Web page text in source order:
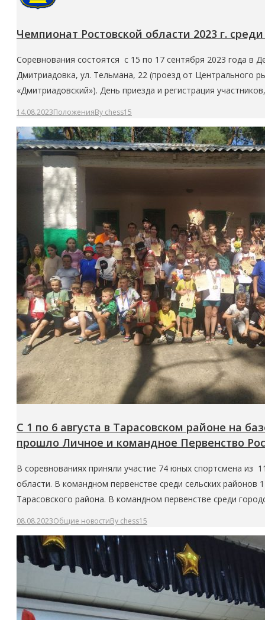
Чемпионат Ростовской области 2023 г.
Соревнования состоятся с 15 по 17 сентября 2023 года в
Дмитриадовка, ул. Тельмана, 22 (проезд от
«Дмитриадовский»). День приезда и регистрация
14.08.2023ПоложенияBy chess15
С 1 по 6 августа в Тарасовском районе на
прошло Личное и командное Первенство
В соревнованиях приняли участие 74 юных спортсмена из
области. В командном первенстве среди сельских
Тарасовского района. В командном первенстве среди
08.08.2023Общие новостиBy chess15